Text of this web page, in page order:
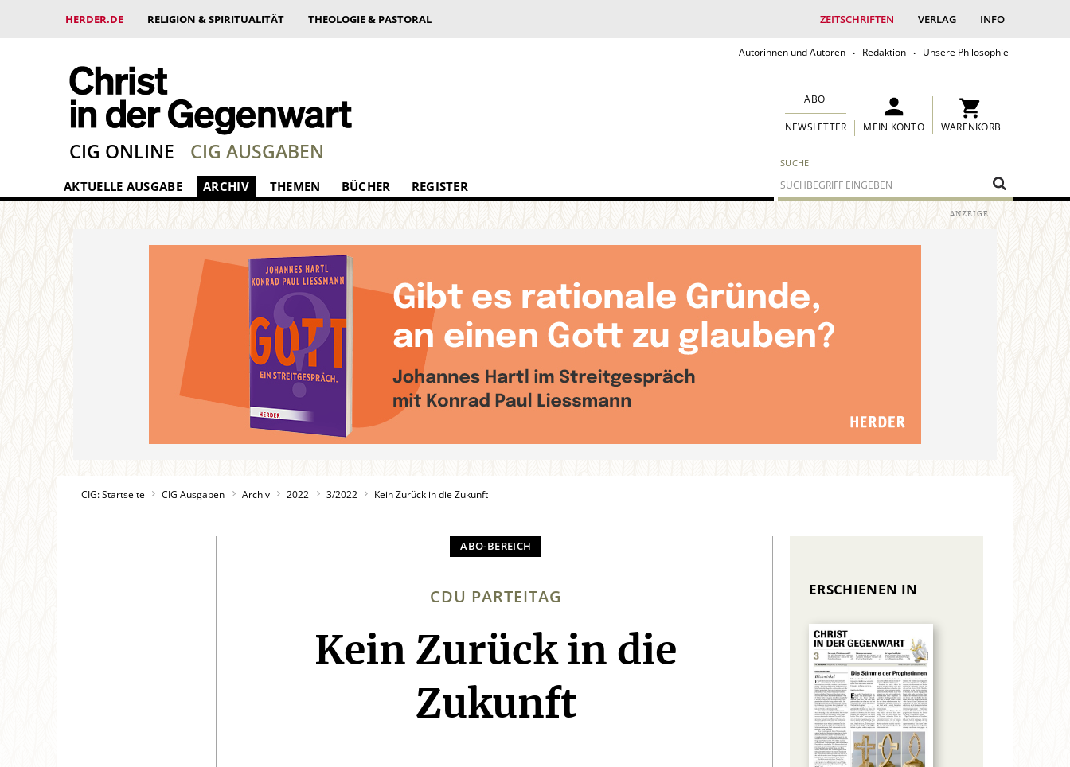
HERDER.DE RELIGION & SPIRITUALITÄT THEOLOGIE & PASTORAL ZEITSCHRIFTEN VERLAG INFO
Autorinnen und Autoren Redaktion Unsere Philosophie
SUCHE
ABO
NEWSLETTER MEIN KONTO WARENKORB
CIG ONLINE CIG AUSGABEN
AKTUELLE AUSGABE ARCHIV THEMEN BÜCHER REGISTER
CIG: Startseite CIG Ausgaben Archiv 2022 3/2022 Kein Zurück in die Zukunft
CDU PARTEITAG
:
Kein Zurück in die
Zukunft
ERSCHIENEN IN